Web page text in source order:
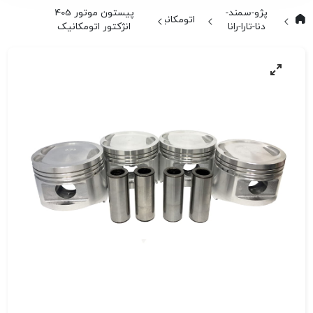
پژو-سمند-
دنا-تارا-رانا
اتومکانیک
پیستون موتور 405
انژکتور اتومکانیک